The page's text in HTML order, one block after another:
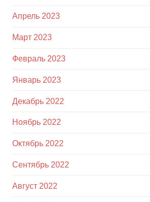
Апрель 2023
Март 2023
Февраль 2023
Январь 2023
Декабрь 2022
Ноябрь 2022
Октябрь 2022
Сентябрь 2022
Август 2022